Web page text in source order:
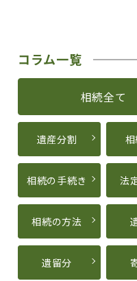
コラム一覧
相続全て
遺産分割
相続の手続き 法
相続の方法
遺留分